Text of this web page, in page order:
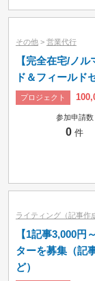
その他 > 営業代行
【完全在宅/ノ
ド＆フィールド
プロジェクト
参加申請数
0 件
ライティング（記事作
【1記事3,000円
ターを募集（記
ど）